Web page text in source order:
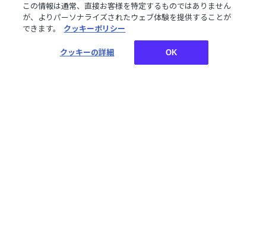
お買い物についてご案内しております。詳しくはご利用ガ
イドをご確認ください。
この情報は通常、直接お客様を特定するものではありません
が、よりパーソナライズされたウェブ体験を提供することが
できます。
クッキーポリシー
クッキーの詳細 OK